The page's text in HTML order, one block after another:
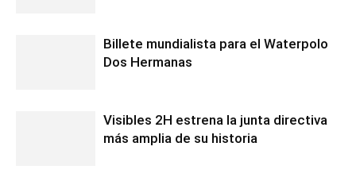
Billete mundialista para el Waterpolo
Dos Hermanas
Visibles 2H estrena la junta directiva
más amplia de su historia